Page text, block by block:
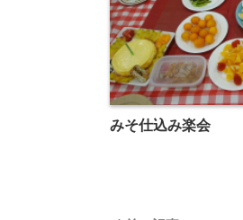
みそ仕込み楽会